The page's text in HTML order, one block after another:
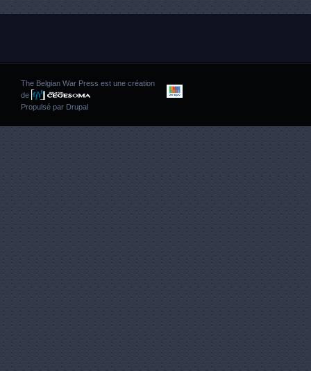
The Belgian War Press est une création
de
Propulsé par Drupal